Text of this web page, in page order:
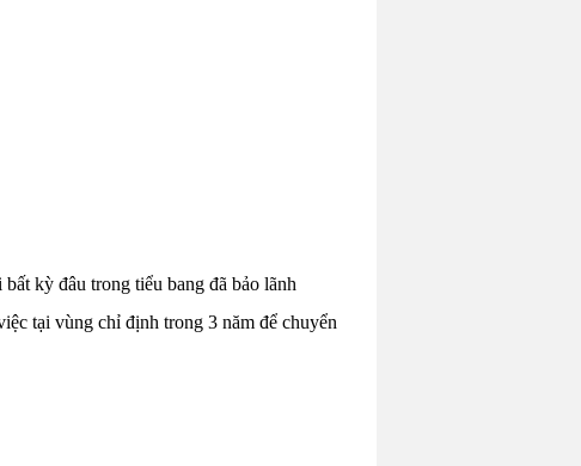
kỳ đâu trong tiểu bang đã bảo lãnh
tại vùng chỉ định trong 3 năm để chuyển